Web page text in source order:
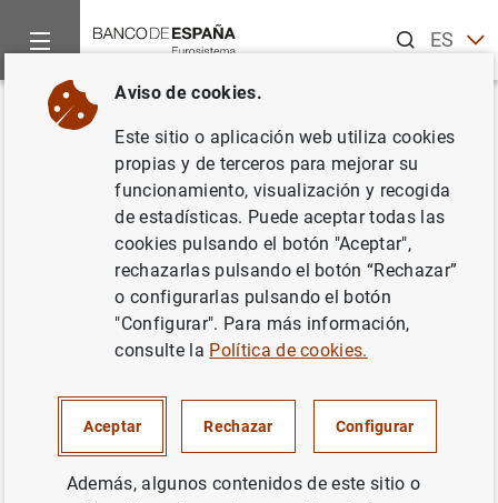
ESEN
Inicio Novedades
Volver
Informe de Estabilidad
Financiera. Primavera de 2026
El D.G. de Estabilidad Financiera, Regulación y
Aviso de cookies.
Este sitio o aplicación web utiliza cookies
propias y de terceros para mejorar su
funcionamiento, visualización y recogida
de estadísticas. Puede aceptar todas las
cookies pulsando el botón "Aceptar",
rechazarlas pulsando el botón “Rechazar”
o configurarlas pulsando el botón
"Configurar". Para más información,
consulte la Política de cookies.
Aceptar Rechazar Configurar
Además, algunos contenidos de este sitio o